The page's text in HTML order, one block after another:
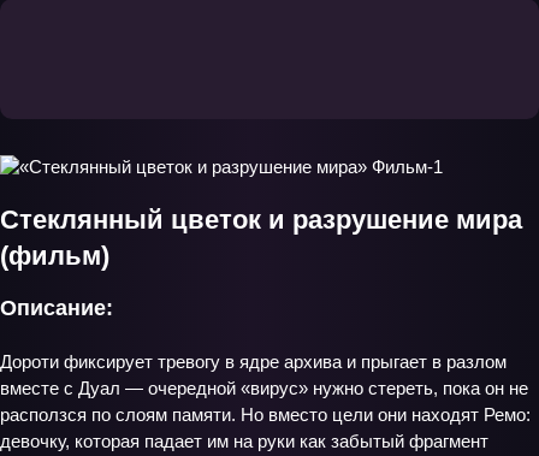
Стеклянный цветок и разрушение мира
(фильм)
Описание:
Дороти фиксирует тревогу в ядре архива и прыгает в разлом
вместе с Дуал — очередной «вирус» нужно стереть, пока он не
расползся по слоям памяти. Но вместо цели они находят Ремо:
девочку, которая падает им на руки как забытый фрагмент